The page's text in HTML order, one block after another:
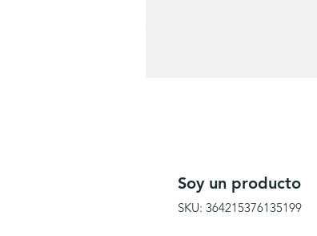
Soy un producto
SKU: 364215376135199